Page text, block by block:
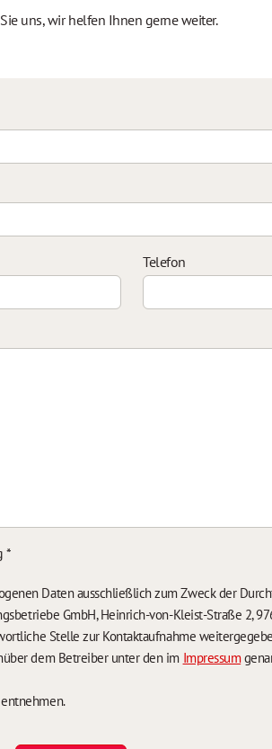
uns, wir helfen Ihnen gerne weiter.
Telefon
*
Daten ausschließlich zum Zweck der
GmbH, Heinrich-von-Kleist-Straße 2,
Stelle zur Kontaktaufnahme
dem Betreiber unter den im Impressum
entnehmen.